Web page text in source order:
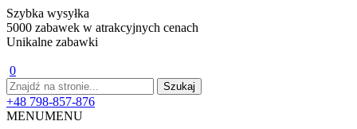
Szybka wysyłka
5000 zabawek w atrakcyjnych cenach
Unikalne zabawki
0
+48 798-857-876
MENUMENU